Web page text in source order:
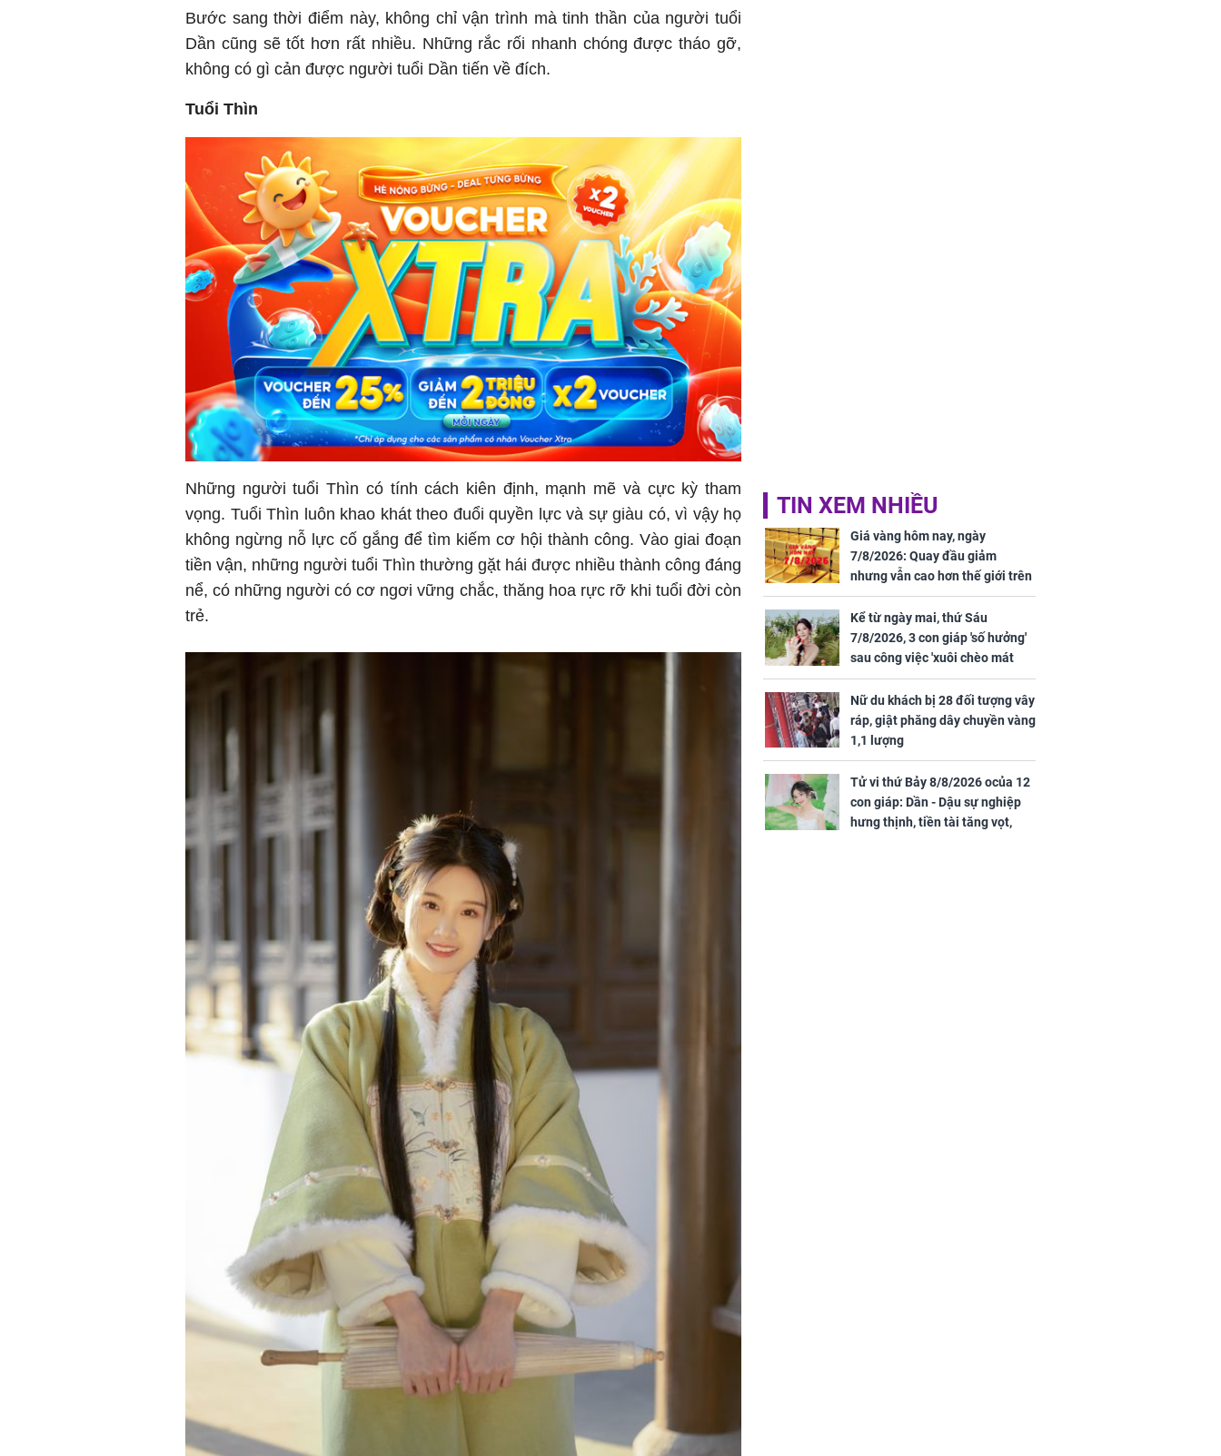
Bước sang thời điểm này, không chỉ vận trình mà tinh thần của người tuổi
Dần cũng sẽ tốt hơn rất nhiều. Những rắc rối nhanh chóng được tháo gỡ,
không có gì cản được người tuổi Dần tiến về đích.
Tuổi Thìn
Những người tuổi Thìn có tính cách kiên định, mạnh mẽ và cực kỳ tham
vọng. Tuổi Thìn luôn khao khát theo đuổi quyền lực và sự giàu có, vì vậy họ
không ngừng nỗ lực cố gắng để tìm kiếm cơ hội thành công. Vào giai đoạn
tiền vận, những người tuổi Thìn thường gặt hái được nhiều thành công đáng
nể, có những người có cơ ngơi vững chắc, thăng hoa rực rỡ khi tuổi đời còn
trẻ.
TIN XEM NHIỀU
Giá vàng hôm nay, ngày
7/8/2026: Quay đầu giảm
nhưng vẫn cao hơn thế giới trên
7 triệu đồng
Kể từ ngày mai, thứ Sáu
7/8/2026, 3 con giáp 'số hưởng'
sau công việc 'xuôi chèo mát
mái', tiền tài 'thu về như nước',
tình duyên viên mãn
Nữ du khách bị 28 đối tượng vây
ráp, giật phăng dây chuyền vàng
1,1 lượng
Tử vi thứ Bảy 8/8/2026 ocủa 12
con giáp: Dần - Dậu sự nghiệp
hưng thịnh, tiền tài tăng vọt,